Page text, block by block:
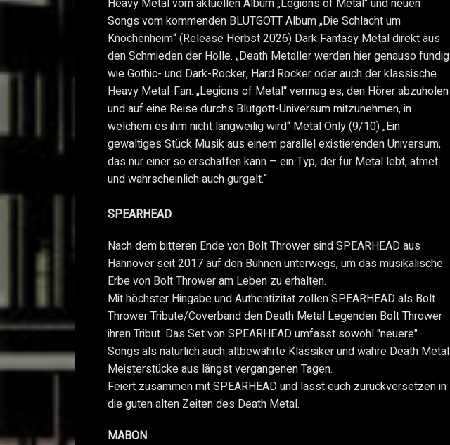
Heavy Metal vom aktuellen Album „Legions of Metal“ und neuen
Songs vom kommenden BLUTGOTT Album „Die Schlacht um
Knochenheim“ (Release Herbst 2026) Dark Fantasy Metal direkt aus
den Schmieden der Hölle. „Death Metaller werden hier genauso fündig
wie Gothic- und Dark-Rocker, Hard Rocker oder auch der klassische
Heavy Metal-Fan. „Legions of Metal“ vermag es, den Hörer abzuholen
und auf eine Reise durchs Blutgott-Universum mitzunehmen, in
welchem es ihm nicht langweilig wird“ Metal Only (9/10) „Ein
gewaltiges Stück Musik aus einem parallel existierenden Universum,
das nur einer so erschaffen kann – ein Typ, der für Metal lebt, atmet
und wahrscheinlich auch gurgelt.“
SPEARHEAD
Nach dem bitteren Ende von Bolt Thrower sind SPEARHEAD aus
Hannover seit 2017 auf den Bühnen unterwegs, um das musikalische
Erbe von Bolt Thrower am Leben zu erhalten.
Mit höchster Hingabe und Authentizität zollen SPEARHEAD als Bolt
Thrower Tribute/Coverband den Death Metal Legenden Bolt Thrower
ihren Tribut. Das Set von SPEARHEAD umfasst sowohl "neuere"
Songs als natürlich auch altbewährte Klassiker und wahre Death Metal
Meisterstücke aus längst vergangenen Tagen.
Feiert zusammen mit SPEARHEAD und lasst euch zurückversetzen in
die guten alten Zeiten des Death Metal.
MABON